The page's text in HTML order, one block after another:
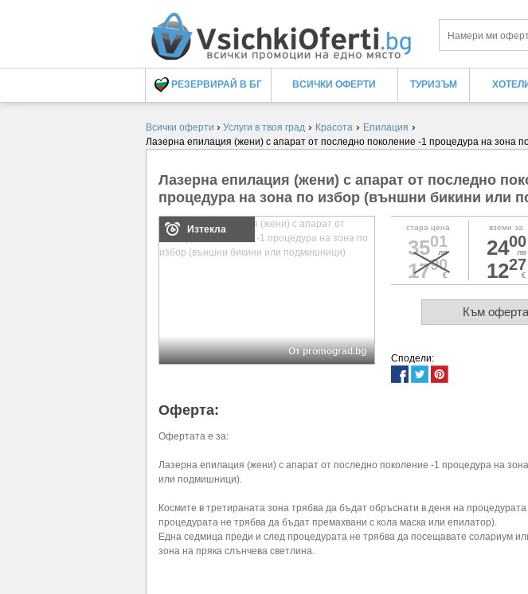
Търси
РЕЗЕРВИРАЙ В БГ ВСИЧКИ ОФЕРТИ ТУРИЗЪМ
Всички оферти › Услуги в твоя град › Красота › Епилация ›
Лазерна епилация (жени) с апарат от последно поколение -1 процедура на зона
Лазерна епилация (жени) с апарат от последно
процедура на зона по избор (външни бикини или
Изтекла
От promograd.bg
стара цена
3501
лв
1790
€
вземи за
2400
лв
1227
€
Към
Сподели:
Оферта:
Офертата е за:
Лазерна епилация (жени) с апарат от последно поколение -1 процедура на
или подмишници).
Космите в третираната зона трябва да бъдат обръснати в деня на
процедурата не трябва да бъдат премахвани с кола маска или епилатор).
Една седмица преди и след процедурата не трябва да посещавате солариум
зона на пряка слънчева светлина.